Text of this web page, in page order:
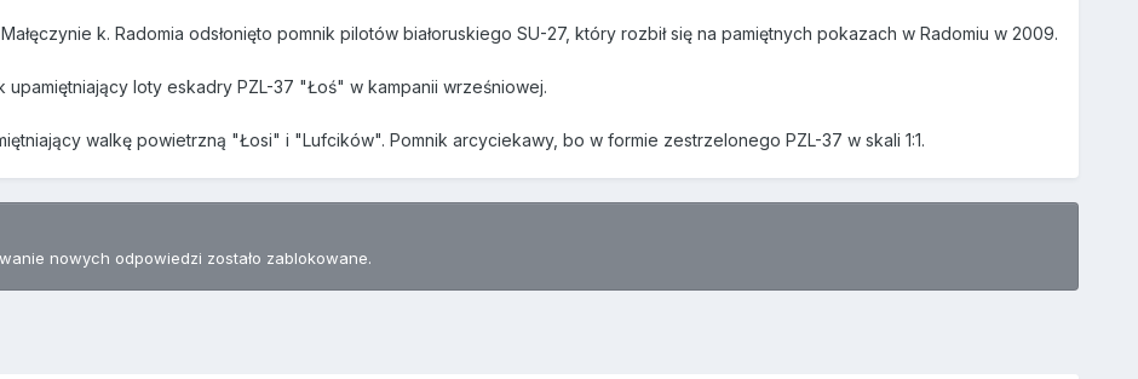
k. Radomia odsłonięto pomnik pilotów białoruskiego SU-27, który rozbił się na pamiętnych pokazach w Radomiu w 2009.
upamiętniający loty eskadry PZL-37 "Łoś" w kampanii wrześniowej.
walkę powietrzną "Łosi" i "Lufcików". Pomnik arcyciekawy, bo w formie zestrzelonego PZL-37 w skali 1:1.
nowych odpowiedzi zostało zablokowane.